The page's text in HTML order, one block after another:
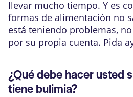
llevar mucho tiempo. Y es
formas de alimentación no
está teniendo problemas,
por su propia cuenta. Pida
¿Qué debe hacer usted
tiene bulimia?